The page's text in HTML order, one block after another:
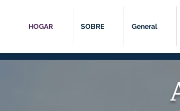
HOGAR SOBRE General